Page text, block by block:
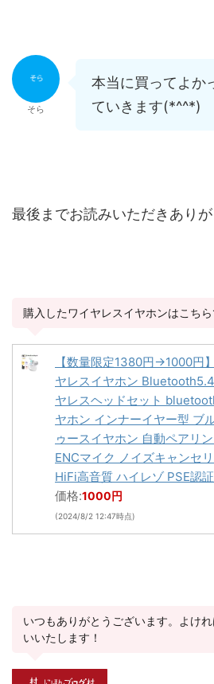
そら
本当に買ってよか
ていきます(*^^*)
最後までお読みいただきありが
購入したワイヤレスイヤホンはこち
【数量限定1380円→1000円
ヤレスイヤホン
ヤレスヘッドセット
ヤホン インナーイヤー型 ブ
ゥースイヤホン 自動ペアリ
ENCマイク ノイズキャンセ
HiFi高音質 ハイレゾ PSE認
価格:1000円
(2024/8/2 12:47時点)
いつもありがとうございます。よけ
いいたします！